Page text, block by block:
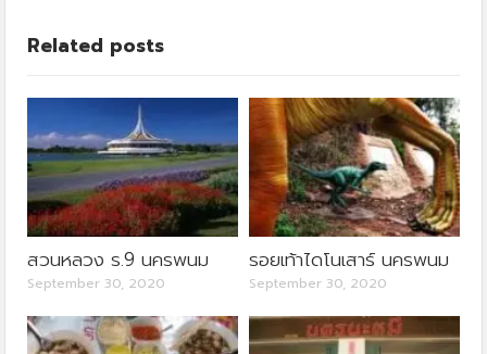
Related posts
สวนหลวง ร.9 นครพนม
September 30, 2020
รอยเท้าไดโนเสาร์ นครพนม
September 30, 2020